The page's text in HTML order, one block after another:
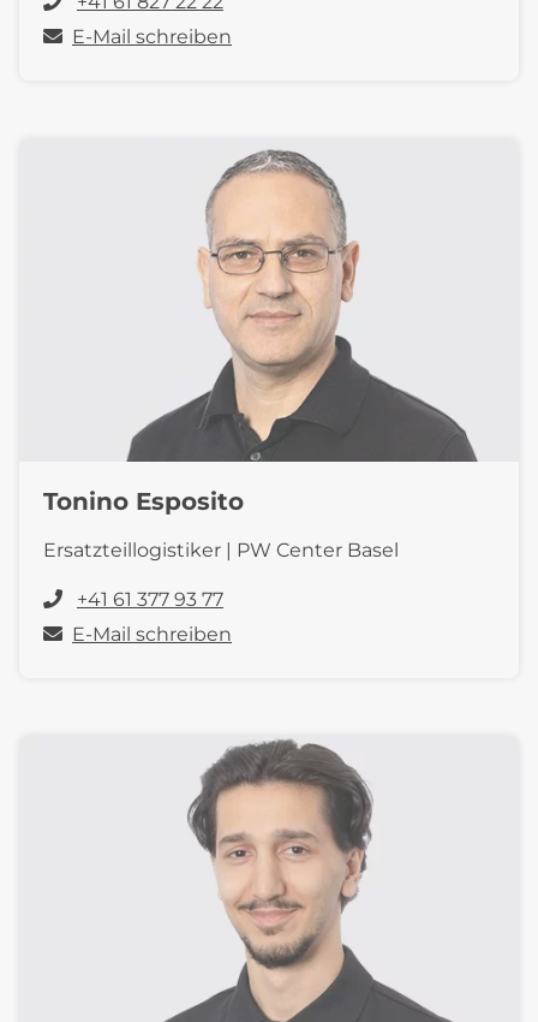
E-Mail schreiben
Tonino Esposito
Ersatzteillogistiker | PW Center Basel
+41 61 377 93 77
E-Mail schreiben